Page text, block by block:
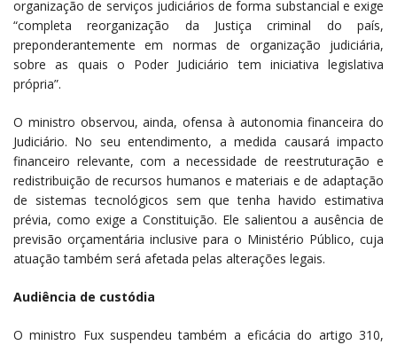
organização de serviços judiciários de forma substancial e exige
“completa reorganização da Justiça criminal do país,
preponderantemente em normas de organização judiciária,
sobre as quais o Poder Judiciário tem iniciativa legislativa
própria”.
O ministro observou, ainda, ofensa à autonomia financeira do
Judiciário. No seu entendimento, a medida causará impacto
financeiro relevante, com a necessidade de reestruturação e
redistribuição de recursos humanos e materiais e de adaptação
de sistemas tecnológicos sem que tenha havido estimativa
prévia, como exige a Constituição. Ele salientou a ausência de
previsão orçamentária inclusive para o Ministério Público, cuja
atuação também será afetada pelas alterações legais.
Audiência de custódia
O ministro Fux suspendeu também a eficácia do artigo 310,